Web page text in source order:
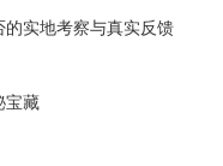
实地考察与真实反馈
宝藏